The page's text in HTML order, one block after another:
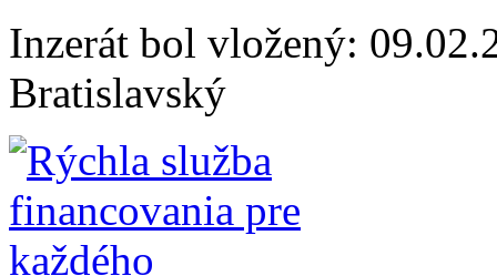
Inzerát bol vložený:
Bratislavský